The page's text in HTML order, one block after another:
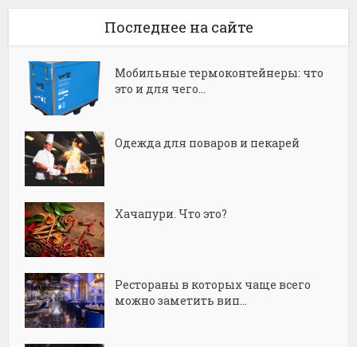
Последнее на сайте
Мобильные термоконтейнеры: что
это и для чего...
Одежда для поваров и пекарей
Хачапури. Что это?
Рестораны в которых чаще всего
можно заметить вип...